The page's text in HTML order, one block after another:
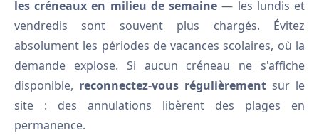
les créneaux en milieu de semaine — les lundis et
vendredis sont souvent plus chargés. Évitez
absolument les périodes de vacances scolaires, où la
demande explose. Si aucun créneau ne s'affiche
disponible, reconnectez-vous régulièrement sur le
site : des annulations libèrent des plages en
permanence.